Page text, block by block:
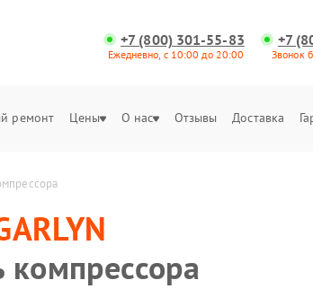
+7 (800) 301-55-83
Ежедневно, с 10:00 до 20:00
+7
Звонок
ремонт Цены О нас Отзывы Доставка
компрессора